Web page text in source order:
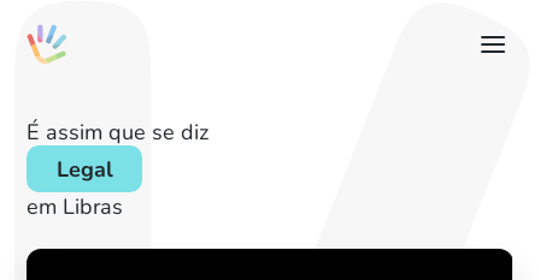
É assim que se diz
Legal
em Libras